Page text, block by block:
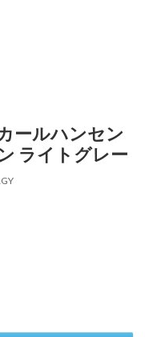
ールハンセン
ライトグレー